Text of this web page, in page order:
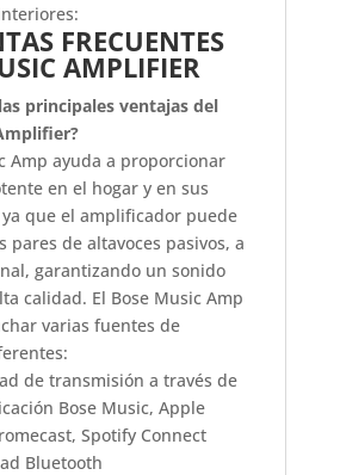
FRECUENTES
AMPLIFIER
principales ventajas del
Amp ayuda a proporcionar
en el hogar y en sus
que el amplificador puede
pares de altavoces pasivos, a
garantizando un sonido
calidad. El Bose Music Amp
varias fuentes de
de transmisión a través de
Bose Music, Apple
Spotify Connect
Bluetooth